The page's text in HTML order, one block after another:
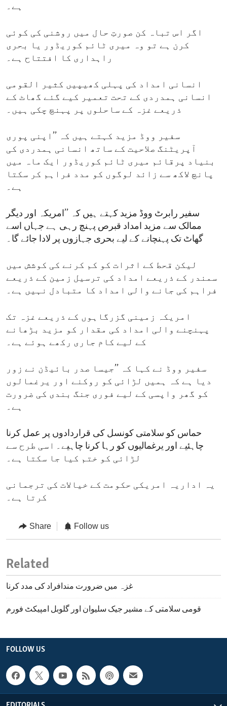
ہے۔
اگر اس تباہ کن صورتِ حال میں روشنی کی کوئی
کرن ہے تو وہ میری ٹائم کوریڈور یا بحری
راہداری کا افتتاح ہے۔
انسانی امداد کی پہلی کھیپیں کثیر القومی
انسانی ہمدردی کے تحت تعمیر کیے گئے گھاٹ کے
ذریعے غزہ کے ساحلوں پر پہنچ چکی ہیں۔
سفیر ووڈ مزید کہتے ہیں کہ ’’اپنی پوری
آپریٹنگ صلاحیت کے ساتھ انسانی ہمدردی کی
بنیاد پرقائم میری ٹائم کوریڈور ایک ماہ میں
پانچ لاکھ سے زائد لوگوں کو مدد فراہم کر سکتا
ہے۔
سفیر رابرٹ ووڈ مزید کہتے ہیں کہ ’’امریکہ اور دیگر
ممالک سے مزید امداد قبرص پہنچ رہی ہے جہاں اسے
لیکن قحط کے اثرات کو کم کرنے کی کوشش میں
سمندر کے ذریعے امداد کی ترسیل زمین کے ذریعے
فراہم کی جانے والی امداد کا متبادل نہیں ہے۔
امریکہ زمینی گزرگاہوں کے ذریعے غزہ تک
پہنچنے والی امداد کی مقدار کو مزید بڑھانے
کے لیے کام جاری رکھے ہوئے ہے۔
سفیر ووڈ نے کہا کہ ’’جیسا صدر بائیڈن نے زور
دیا ہے کہ ہمیں لڑائی کو روکنے اور یرغمالوں
کو گھر واپسی کے لیے فوری جنگ بندی کی ضرورت
ہے۔
حماس کو سلامتی کونسل کی قراردادوں پر عمل کرنا
چاہئیے اور یرغمالیوں کو رہا کرنا چاہیے۔ اسی طرح سے
لڑائی کو ختم کیا جا سکتا ہے۔
یہ اداریہ امریکی حکومت کے خیالات کی ترجمانی
کرتا ہے۔
Share Follow us
Related
غزہ میں ضرورت مندافراد کی مدد کرنا
قومی سلامتی کے مشیر جیک سلیوان اور گلوبل امپیکٹ فورم
FOLLOW US